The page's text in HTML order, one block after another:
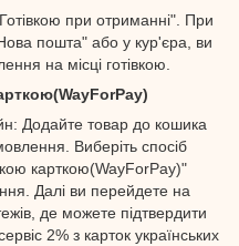
при отриманні". При
пошта" або у кур'єра, ви
на місці готівкою.
Додайте товар до кошика
Виберіть спосіб
карткою(WayForPay)"
Далі ви перейдете на
де можете підтвердити
2% з карток українських